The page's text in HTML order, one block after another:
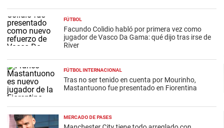
FÚTBOL
Facundo Colidio habló por primera vez como
jugador de Vasco Da Gama: qué dijo tras irse de
River
FÚTBOL INTERNACIONAL
Tras no ser tenido en cuenta por Mourinho,
Mastantuono fue presentado en Fiorentina
MERCADO DE PASES